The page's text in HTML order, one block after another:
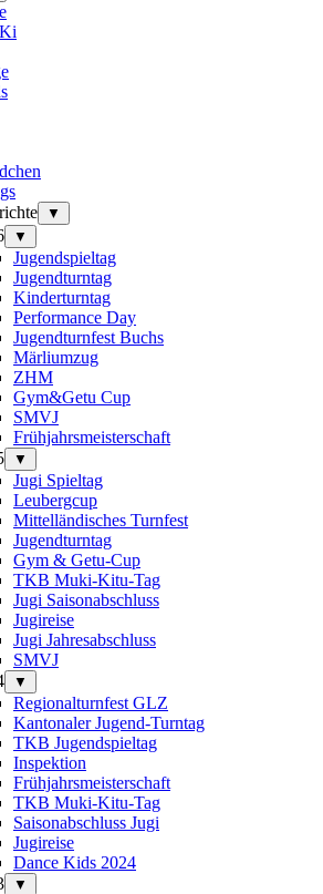
▼
▼
Jugendspieltag
Jugendturntag
Kinderturntag
Performance Day
Jugendturnfest Buchs
Märliumzug
ZHM
Gym&Getu Cup
SMVJ
Frühjahrsmeisterschaft
▼
Jugi Spieltag
Leubergcup
Mittelländisches Turnfest
Jugendturntag
Gym & Getu-Cup
TKB Muki-Kitu-Tag
Jugi Saisonabschluss
Jugireise
Jugi Jahresabschluss
SMVJ
▼
Regionalturnfest GLZ
Kantonaler Jugend-Turntag
TKB Jugendspieltag
Inspektion
Frühjahrsmeisterschaft
TKB Muki-Kitu-Tag
Saisonabschluss Jugi
Jugireise
Dance Kids 2024
▼